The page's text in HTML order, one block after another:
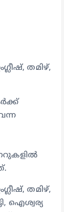
തമിഴ്,
തമിഴ്,
ഐശ്വര്യ